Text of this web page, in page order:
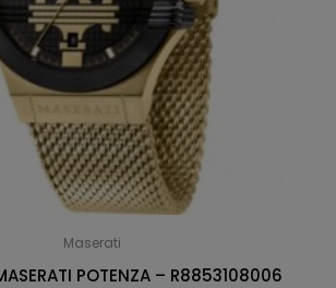
Maserati
POTENZA – R8853108006